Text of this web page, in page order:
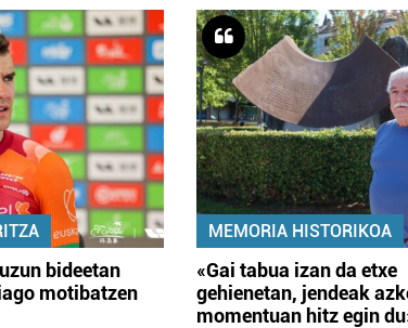
bideetan
motibatzen
MEMORIA HISTORIKOA
«Gai tabua izan da etxe
gehienetan, jendeak
momentuan hitz egin